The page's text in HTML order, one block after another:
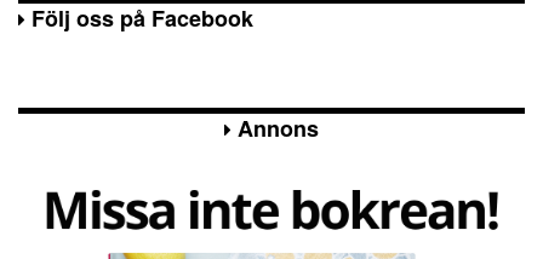
Följ oss på Facebook
Annons